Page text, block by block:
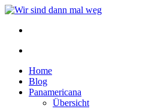
Home
Blog
Panamericana
Übersicht